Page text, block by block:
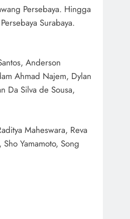
Persebaya. Hingga
Surabaya.
Anderson
Ahmad Najem, Dylan
Da Silva de Sousa,
Maheswara, Reva
Yamamoto, Song